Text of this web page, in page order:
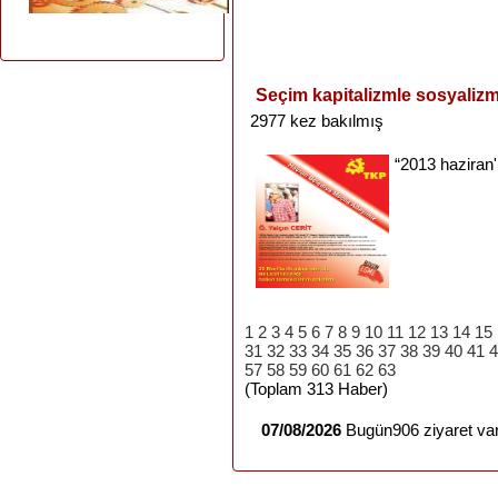
Seçim kapitalizmle sosyalizm
2977 kez bakılmış
“2013
1 2 3 4 5 6 7 8 9 10 11 12 13 14 15
31 32 33 34 35 36 37 38 39 40 41
57 58 59 60 61 62 63
(Toplam 313 Haber)
07/08/2026 Bugün906 ziyaret